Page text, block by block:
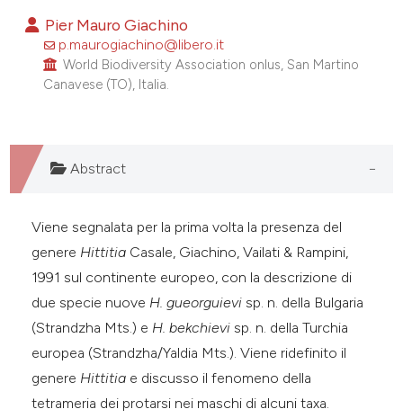
Pier Mauro Giachino
p.maurogiachino@libero.it
World Biodiversity Association onlus, San Martino
Canavese (TO), Italia.
Abstract
Viene segnalata per la prima volta la presenza del
genere Hittitia Casale, Giachino, Vailati & Rampini,
1991 sul continente europeo, con la descrizione di
due specie nuove H. gueorguievi sp. n. della Bulgaria
(Strandzha Mts.) e H. bekchievi sp. n. della Turchia
europea (Strandzha/Yaldia Mts.). Viene ridefinito il
genere Hittitia e discusso il fenomeno della
tetrameria dei protarsi nei maschi di alcuni taxa.